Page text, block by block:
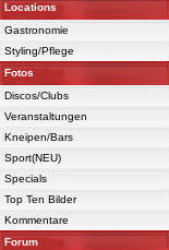
Locations
Gastronomie
Styling/Pflege
Fotos
Discos/Clubs
Veranstaltungen
Kneipen/Bars
Sport(NEU)
Specials
Top Ten Bilder
Kommentare
Forum